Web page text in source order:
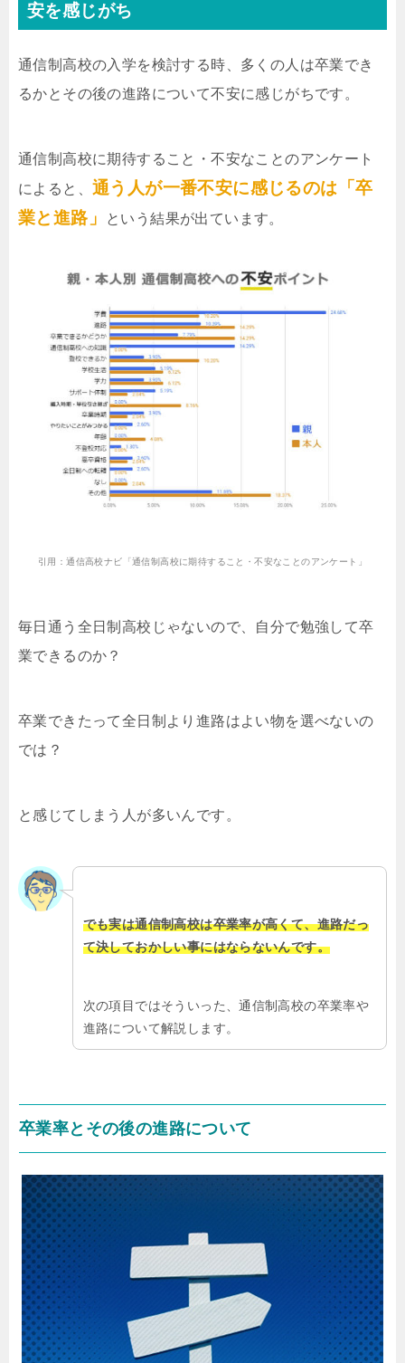
安を感じがち
通信制高校の入学を検討する時、多くの人は卒業でき
るかとその後の進路について不安に感じがちです。
通信制高校に期待すること・不安なことのアンケート
によると、 通う人が一番不安に感じるのは「卒
業と進路」
という結果が出ています。
引用：通信高校ナビ「通信制高校に期待すること・不安なことのアンケート」
毎日通う全日制高校じゃないので、自分で勉強して卒
業できるのか？
卒業できたって全日制より進路はよい物を選べないの
では？
と感じてしまう人が多いんです。
でも実は通信制高校は卒業率が高くて、進路だっ
て決しておかしい事にはならないんです。
次の項目ではそういった、通信制高校の卒業率や
進路について解説します。
卒業率とその後の進路について